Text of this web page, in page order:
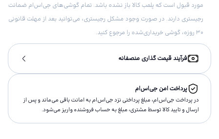
مورد قبول است که پلمب کالا باز نشده باشد. تمام گوشی‌های جی‌اس‌ام ضمانت
رجیستری دارند. در صورت وجود مشکل رجیستری، می‌توانید بعد از مهلت قانونی
۳۰ روزه، گوشی خریداری‌شده را مرجوع کنید.
فرآیند قیمت گذاری منصفانه
پرداخت امن جی‌اس‌ام
در پرداخت جی‌اس‌ام، مبلغ پرداختى نزد جی‌اس‌ام به امانت باقى مى‌ماند و پس از
ارسال و تاييد كالا توسط مشتری، مبلغ به حساب فروشنده واريز مى‌شود.